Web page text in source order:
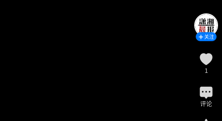
关注
1
评论